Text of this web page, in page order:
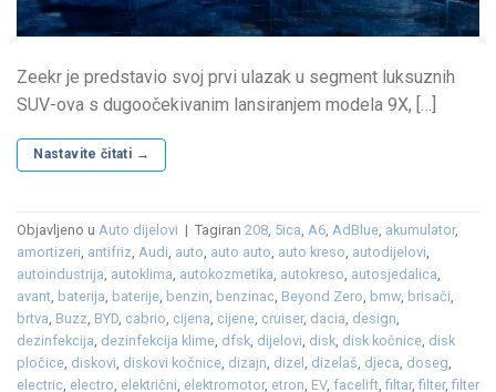
Zeekr je predstavio svoj prvi ulazak u segment luksuznih
SUV-ova s ​​dugoočekivanim lansiranjem modela 9X, […]
Nastavite čitati →
Objavljeno u Auto dijelovi | Tagiran 208, 5ica, A6, AdBlue, akumulator,
amortizeri, antifriz, Audi, auto, auto auto, auto kreso, autodijelovi,
autoindustrija, autoklima, autokozmetika, autokreso, autosjedalica,
avant, baterija, baterije, benzin, benzinac, Beyond Zero, bmw, brisači,
brtva, Buzz, BYD, cabrio, cijena, cijene, cruiser, dacia, design,
dezinfekcija, dezinfekcija klime, dfsk, dijelovi, disk, disk kočnice, disk
pločice, diskovi, diskovi kočnice, dizajn, dizel , dizelaš, djeca, doseg,
electric, electro, električni, elektromotor, etron, EV, facelift,filtar,filter,filter